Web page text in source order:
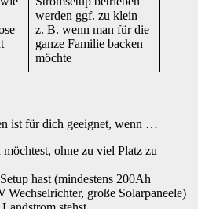
werden ggf. zu klein
z. B. wenn man für die
ganze Familie backen
möchte
ist für dich geeignet, wenn …
ohne zu viel Platz zu
hast (mindestens 200Ah
große Solarpaneele)